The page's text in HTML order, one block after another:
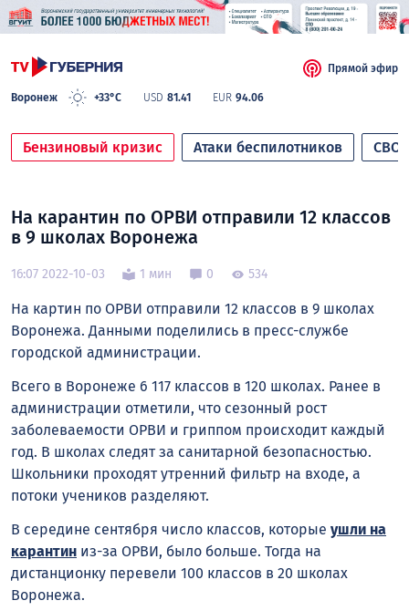
Воронеж +33°C USD 81.41 EUR 94.06
Прямой эфир
Бензиновый кризис Атаки беспилотников СВО
На карантин по ОРВИ отправили 12 классов
в 9 школах Воронежа
16:07 2022-10-03 1 мин 0 534
На картин по ОРВИ отправили 12 классов в 9 школах
Воронежа. Данными поделились в пресс-службе
городской администрации.
Всего в Воронеже 6 117 классов в 120 школах. Ранее в
администрации отметили, что сезонный рост
заболеваемости ОРВИ и гриппом происходит каждый
год. В школах следят за санитарной безопасностью.
Школьники проходят утренний фильтр на входе, а
потоки учеников разделяют.
В середине сентября число классов, которые ушли на
карантин из-за ОРВИ, было больше. Тогда на
дистанционку перевели 100 классов в 20 школах
Воронежа.